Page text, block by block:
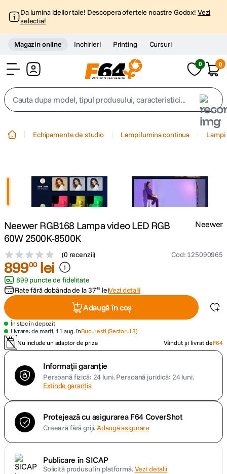
Da lumina ideilor tale! Descopera ofertele noastre Godox! Vezi
selectia!
Magazin online Inchirieri Printing Cursuri
0 0
Cauta dupa model, tipul produsului, caracteristici...
trepied
trepied telefon
4. peak design
canon sx740 hs
6. lavaliera
card memorie
8. ulanzi
9. insta 360
10. godox
Echipamente de studio Lampi lumina continua
Neewer RGB168 Lampa video LED RGB
60W 2500K-8500K
(0 recenzii) Cod: 125090965
Neewer
89900 lei
899 puncte de fidelitate
Rate fără dobânda de la3745 leiVezi detalii
Adaugă în coș
În stoc în depozit
Livrare: de marți, 11 aug. înBucuresti (Sectorul 3)
Nu include un adaptor de priza
Vândut și livrat deF64
Informații garanție
Persoană fizică: 24 luni.Persoană juridică: 24 luni.
Extinde garanția
Protejează cu asigurarea F64 CoverShot
Creează fără griji.Adaugă asigurare
Publicare în SICAP
Solicită produsul în platformă.Vezi detalii